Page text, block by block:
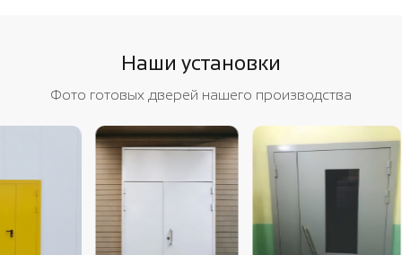
Наши установки
Фото готовых дверей нашего производства